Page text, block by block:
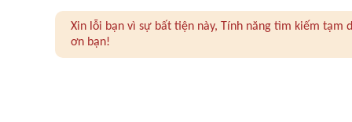
Xin lỗi bạn vì sự bất tiện này, Tính năng tìm kiếm
ơn bạn!